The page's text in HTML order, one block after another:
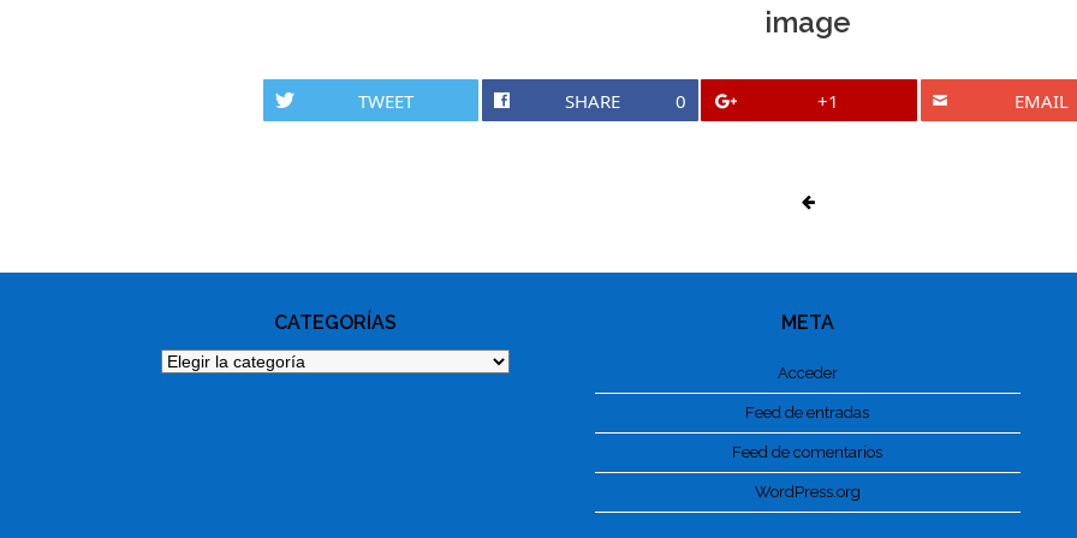
image
TWEET SHARE 0 +1 EMAIL
CATEGORÍAS
Categorías
META
Acceder
Feed de entradas
Feed de comentarios
WordPress.org